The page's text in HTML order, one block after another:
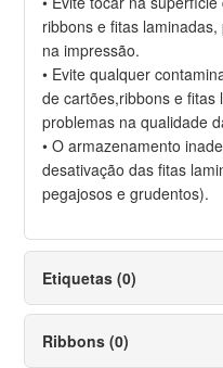
ribbons e fitas
na impressão.
• Evite qualquer
de cartões,ribbons e
problemas na qualidade
• O armazenamento
desativação das fitas
pegajosos e grudentos).
Etiquetas (0)
Ribbons (0)